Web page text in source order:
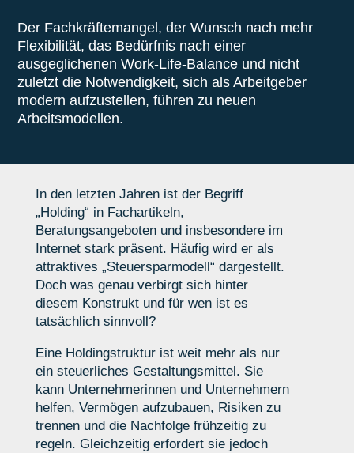
Der Fachkräftemangel, der Wunsch nach mehr
Flexibilität, das Bedürfnis nach einer
ausgeglichenen Work-Life-Balance und nicht
zuletzt die Notwendigkeit, sich als Arbeitgeber
modern aufzustellen, führen zu neuen
Arbeitsmodellen.
In den letzten Jahren ist der Begriff
„Holding“ in Fachartikeln,
Beratungsangeboten und insbesondere im
Internet stark präsent. Häufig wird er als
attraktives „Steuersparmodell“ dargestellt.
Doch was genau verbirgt sich hinter
diesem Konstrukt und für wen ist es
tatsächlich sinnvoll?
Eine Holdingstruktur ist weit mehr als nur
ein steuerliches Gestaltungsmittel. Sie
kann Unternehmerinnen und Unternehmern
helfen, Vermögen aufzubauen, Risiken zu
trennen und die Nachfolge frühzeitig zu
regeln. Gleichzeitig erfordert sie jedoch